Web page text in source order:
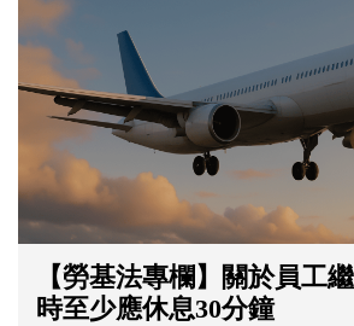
【勞基法專欄】關於員工
時至少應休息30分鐘